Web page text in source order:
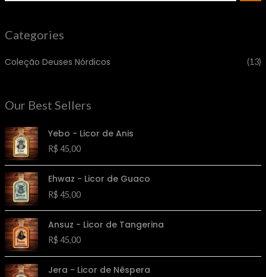
Categories
Coleção Deuses Nórdicos (13)
Our Best Sellers
Yebo - Licor de Anis
R$ 45,00
Ehwaz - Licor de Guaco
R$ 45,00
Ansuz - Licor de Tangerina
R$ 45,00
Jera - Licor de Nêspera